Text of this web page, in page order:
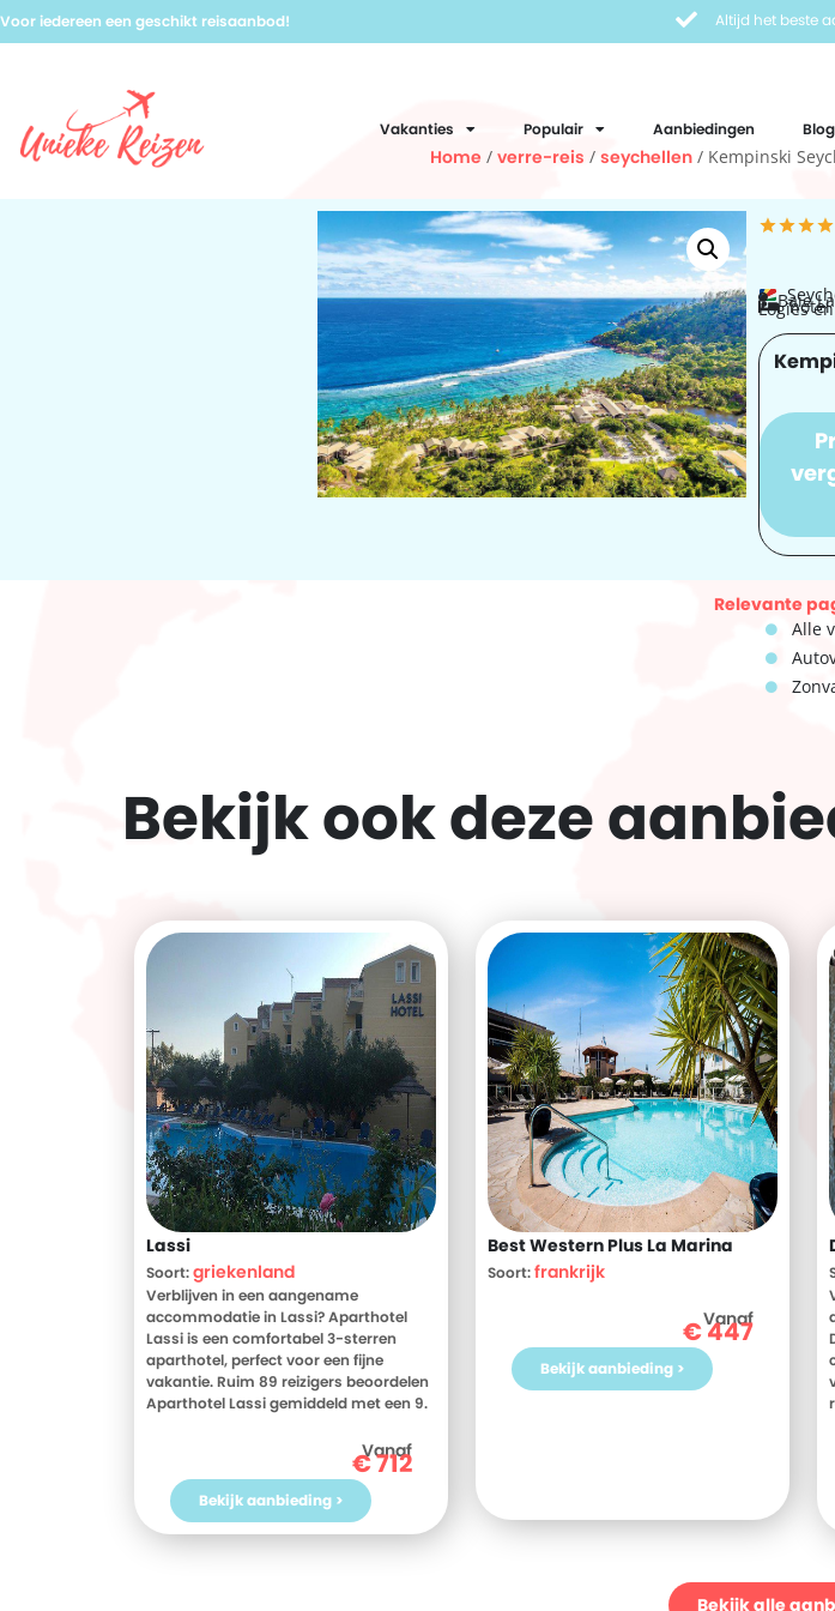
Voor iedereen een geschikt reisaanbod! Altijd het beste
Vakanties Populair Aanbiedingen Blog
Home / verre-reis / seychellen/ Kempinski
Baie
hotel
Logies
Relevante
Alle
Bekijk ook deze
Lassi
Soort:griekenland
Verblijven in een aangename
accommodatie in Lassi? Aparthotel
Lassi is een comfortabel 3-sterren
aparthotel, perfect voor een fijne
vakantie. Ruim 89 reizigers beoordelen
Aparthotel Lassi gemiddeld met een 9.
beoordelingen van Aparthotel Lassi,
voor meer informatie! Ben jij toe aan
een heerlijke vakantie in Griekenland?
Boek jouw vakantie naar Aparthotel
Lassi vandaag nog!
Vanaf
€712
Bekijk aanbieding >
Best Western Plus La Marina
Soort:frankrijk
Vanaf
€447
Bekijk aanbieding >
Bekijk alle